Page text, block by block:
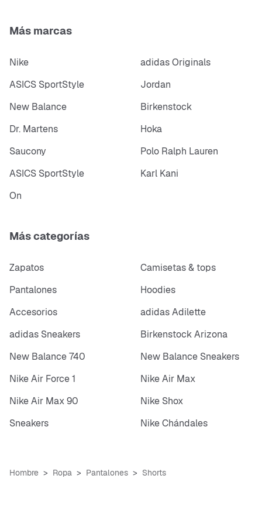
Más marcas
Nike
adidas Originals
ASICS SportStyle
Jordan
New Balance
Birkenstock
Dr. Martens
Hoka
Saucony
Polo Ralph Lauren
ASICS SportStyle
Karl Kani
On
Más categorías
Zapatos
Camisetas & tops
Pantalones
Hoodies
Accesorios
adidas Adilette
adidas Sneakers
Birkenstock Arizona
New Balance 740
New Balance Sneakers
Nike Air Force 1
Nike Air Max
Nike Air Max 90
Nike Shox
Sneakers
Nike Chándales
Hombre Ropa Pantalones Shorts